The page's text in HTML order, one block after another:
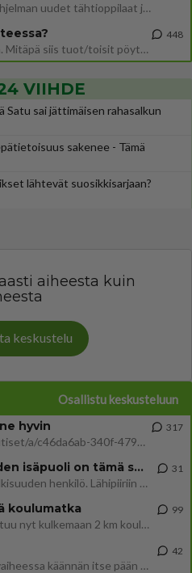
TTK tulee taas tänä syksynä. Ohjelman uudet tähtioppilaat julkistetaan torstaina 6. elokuuta klo 14 alkavassa lehdistö
Siinäpä se kysymys on otsikossa. Mitäpä siis tuot/toisit pöytään parisuhteessa? Oletko mies vai nainen? Koetko sen mitä
448
VIIHDE
sai jättimäisen rahasalkun
sakenee - Tämä
lähtevät suosikkisarjaan?
aiheesta kuin
keskustelu
Osallistu keskusteluun
hyvin
https://www.iltalehti.fi/viihdeuutiset/a/c46da6ab-340f-4790-aaa7-0865eed2336 Yrityksen konkurssihakemus on tullut kärä
317
Tiesitkö? Martina Aitolehden isäpuoli on tämä suosittu laulaja
Martina Aitolehti on seurattu julkisuuden henkilö. Lähipiiriin mahtuu muitakin tunnettuja henkilöitä. Tiesitkö, että Ma
31
koulumatka
Hesarissa päivitellään lapset joutuu nyt kulkemaan 2 km kouluun jösses. Ruostefillarilla tuo matka menee vaikka miten äk
99
Mutta mies vain tuijottaa, siinä vaiheessa käännän itse pään pois. Mikä juttu? Yleensä jos joku tuijottaa tai katsoo, hä
42